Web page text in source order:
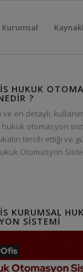
Kurumsal
HUKUK
?
ve en detaylı,
hukuk otomasyon
tercih ettiği ve
Otomasyon
KURUMSAL
SISTEMI